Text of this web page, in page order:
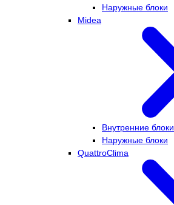
Наружные блоки
Midea
Внутренние блоки
Наружные блоки
QuattroClima